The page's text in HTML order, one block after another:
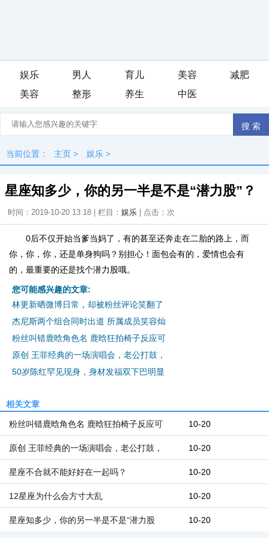
娱乐 男人 育儿 美容
iis7站长之家
减肥
美容
整形 养生 中医
当前位置： 主页 > 娱乐 >
星座知多少，你的另一半是不是“潜力股”？
时间：2019-10-20 13:18 | 栏目： 娱乐 | 点击： 次
0后不仅开始当爹当妈了，有的甚至还奔走在二胎的路上，而
你，你，你，还是单身狗吗？别担心！面包会有的，爱情也会有
的，最重要的还是找个潜力股哦。
您可能感兴趣的文章:
林更新晒微博日常，却被粉丝评论笑翻了
杰尼斯两个组合同时出道 所属成员笑容灿
粉丝叫错鹿晗角色名 鹿晗狂拍椅子反应可
原创 王菲经典的一场演唱会，老公打鼓，
50岁陈红罕见现身，身材发福双下巴明显
相关文章
10-20
粉丝叫错鹿晗角色名 鹿晗狂拍椅子反应可
10-20
原创 王菲经典的一场演唱会，老公打鼓，
10-20
星座不合就不能好好在一起吗？
10-20
12星座为什么会方寸大乱
10-20
星座知多少，你的另一半是不是“潜力股